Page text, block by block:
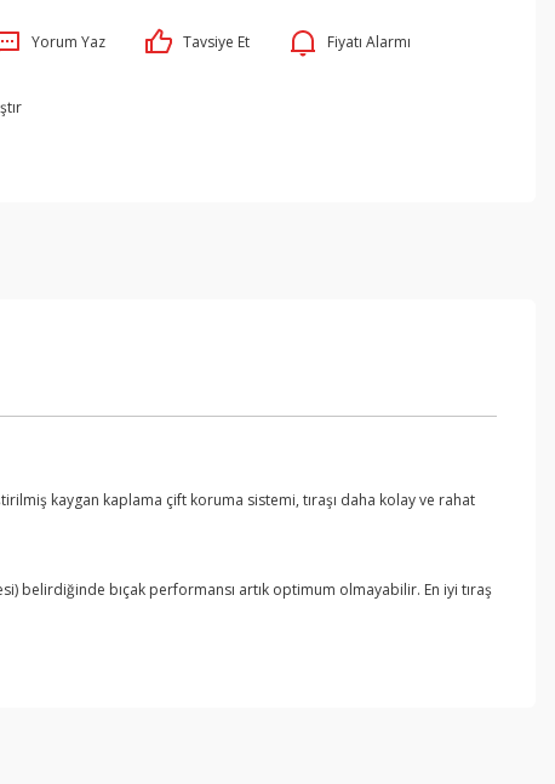
Yorum Yaz Tavsiye Et Fiyatı Alarmı
kaygan kaplama çift koruma sistemi, tıraşı daha kolay ve rahat
belirdiğinde bıçak performansı artık optimum olmayabilir. En iyi tıraş